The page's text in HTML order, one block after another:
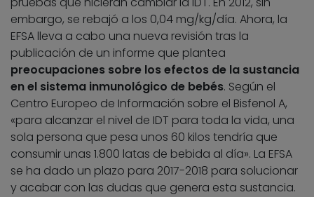
embargo, se rebajó a los 0,04 mg/kg/día. Ahora, la
EFSA lleva a cabo una nueva revisión tras la
publicación de un informe que plantea
preocupaciones sobre los efectos de la sustancia
en el sistema inmunológico de bebés. Según el
Centro Europeo de Información sobre el Bisfenol A,
«para alcanzar el nivel de IDT para toda la vida, una
sola persona que pesa unos 60 kilos tendría que
consumir unas 1.800 latas de bebida al día». La EFSA
se ha dado un plazo para 2017-2018 para solucionar
y acabar con las dudas que genera esta sustancia.